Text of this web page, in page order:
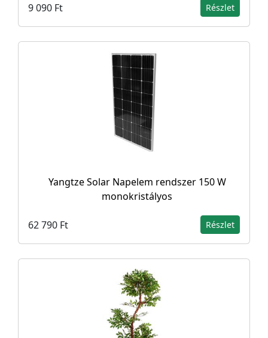
9 090 Ft Részlet
Yangtze Solar Napelem rendszer 150 W
monokristályos
62 790 Ft Részlet